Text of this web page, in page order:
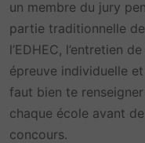
un membre du jury
partie traditionnelle
l’EDHEC, l’entretien
épreuve individuelle
faut bien te
chaque école avant
concours.